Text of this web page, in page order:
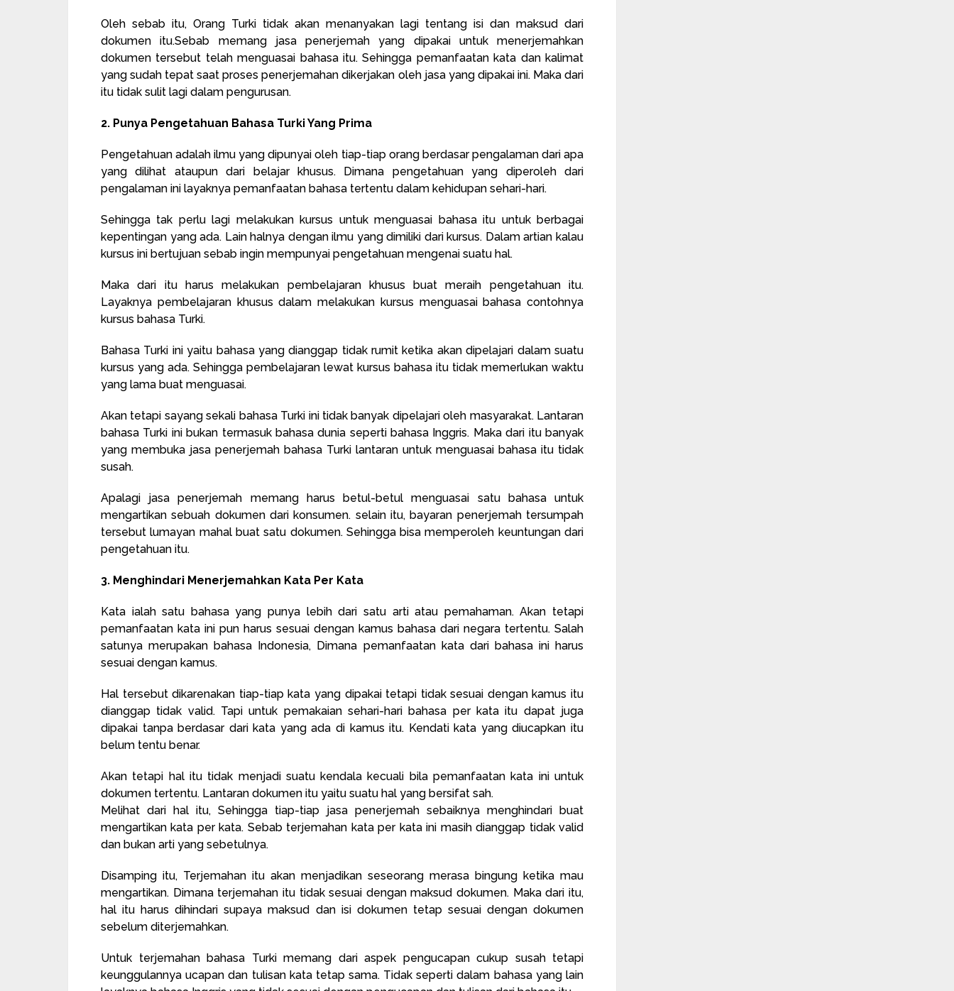
Oleh sebab itu, Orang Turki tidak akan menanyakan lagi tentang isi dan maksud dari
dokumen itu.Sebab memang jasa penerjemah yang dipakai untuk menerjemahkan
dokumen tersebut telah menguasai bahasa itu. Sehingga pemanfaatan kata dan kalimat
yang sudah tepat saat proses penerjemahan dikerjakan oleh jasa yang dipakai ini. Maka dari
itu tidak sulit lagi dalam pengurusan.
2. Punya Pengetahuan Bahasa Turki Yang Prima
Pengetahuan adalah ilmu yang dipunyai oleh tiap-tiap orang berdasar pengalaman dari apa
yang dilihat ataupun dari belajar khusus. Dimana pengetahuan yang diperoleh dari
pengalaman ini layaknya pemanfaatan bahasa tertentu dalam kehidupan sehari-hari.
Sehingga tak perlu lagi melakukan kursus untuk menguasai bahasa itu untuk berbagai
kepentingan yang ada. Lain halnya dengan ilmu yang dimiliki dari kursus. Dalam artian kalau
kursus ini bertujuan sebab ingin mempunyai pengetahuan mengenai suatu hal.
Maka dari itu harus melakukan pembelajaran khusus buat meraih pengetahuan itu.
Layaknya pembelajaran khusus dalam melakukan kursus menguasai bahasa contohnya
kursus bahasa Turki.
Bahasa Turki ini yaitu bahasa yang dianggap tidak rumit ketika akan dipelajari dalam suatu
kursus yang ada. Sehingga pembelajaran lewat kursus bahasa itu tidak memerlukan waktu
yang lama buat menguasai.
Akan tetapi sayang sekali bahasa Turki ini tidak banyak dipelajari oleh masyarakat. Lantaran
bahasa Turki ini bukan termasuk bahasa dunia seperti bahasa Inggris. Maka dari itu banyak
yang membuka jasa penerjemah bahasa Turki lantaran untuk menguasai bahasa itu tidak
susah.
Apalagi jasa penerjemah memang harus betul-betul menguasai satu bahasa untuk
mengartikan sebuah dokumen dari konsumen. selain itu, bayaran penerjemah tersumpah
tersebut lumayan mahal buat satu dokumen. Sehingga bisa memperoleh keuntungan dari
pengetahuan itu.
3. Menghindari Menerjemahkan Kata Per Kata
Kata ialah satu bahasa yang punya lebih dari satu arti atau pemahaman. Akan tetapi
pemanfaatan kata ini pun harus sesuai dengan kamus bahasa dari negara tertentu. Salah
satunya merupakan bahasa Indonesia, Dimana pemanfaatan kata dari bahasa ini harus
sesuai dengan kamus.
Hal tersebut dikarenakan tiap-tiap kata yang dipakai tetapi tidak sesuai dengan kamus itu
dianggap tidak valid. Tapi untuk pemakaian sehari-hari bahasa per kata itu dapat juga
dipakai tanpa berdasar dari kata yang ada di kamus itu. Kendati kata yang diucapkan itu
belum tentu benar.
Akan tetapi hal itu tidak menjadi suatu kendala kecuali bila pemanfaatan kata ini untuk
dokumen tertentu. Lantaran dokumen itu yaitu suatu hal yang bersifat sah.
Melihat dari hal itu, Sehingga tiap-tiap jasa penerjemah sebaiknya menghindari buat
mengartikan kata per kata. Sebab terjemahan kata per kata ini masih dianggap tidak valid
dan bukan arti yang sebetulnya.
Disamping itu, Terjemahan itu akan menjadikan seseorang merasa bingung ketika mau
mengartikan. Dimana terjemahan itu tidak sesuai dengan maksud dokumen. Maka dari itu,
hal itu harus dihindari supaya maksud dan isi dokumen tetap sesuai dengan dokumen
sebelum diterjemahkan.
Untuk terjemahan bahasa Turki memang dari aspek pengucapan cukup susah tetapi
keunggulannya ucapan dan tulisan kata tetap sama. Tidak seperti dalam bahasa yang lain